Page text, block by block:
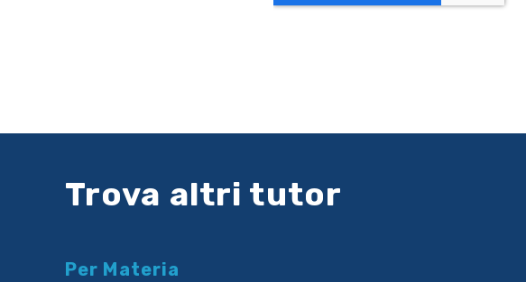
Trova altri tutor
Per Materia